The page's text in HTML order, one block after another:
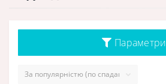
Параметри